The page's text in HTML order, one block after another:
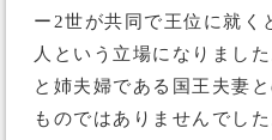
ー2世が共同で王位に就く
人という立場になりまし
と姉夫婦である国王夫妻
ものではありませんでし